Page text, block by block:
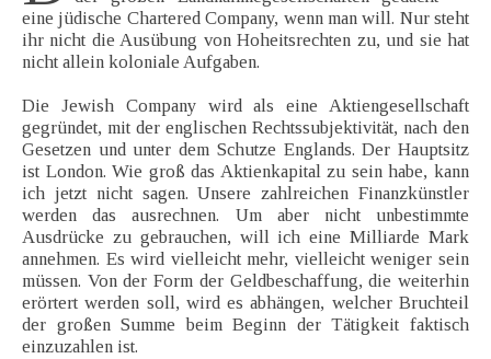
eine jüdische Chartered Company, wenn man will. Nur steht
ihr nicht die Ausübung von Hoheitsrechten zu, und sie hat
nicht allein koloniale Aufgaben.
Die Jewish Company wird als eine Aktiengesellschaft
gegründet, mit der englischen Rechtssubjektivität, nach den
Gesetzen und unter dem Schutze Englands. Der Hauptsitz
ist London. Wie groß das Aktienkapital zu sein habe, kann
ich jetzt nicht sagen. Unsere zahlreichen Finanzkünstler
werden das ausrechnen. Um aber nicht unbestimmte
Ausdrücke zu gebrauchen, will ich eine Milliarde Mark
annehmen. Es wird vielleicht mehr, vielleicht weniger sein
müssen. Von der Form der Geldbeschaffung, die weiterhin
erörtert werden soll, wird es abhängen, welcher Bruchteil
der großen Summe beim Beginn der Tätigkeit faktisch
einzuzahlen ist.